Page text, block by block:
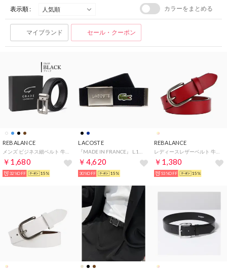
表示順 : カラーをまとめる
マイブランド セール・クーポン
REBALANCE
￥1,680
32%OFF 15%
LACOSTE
￥4,620
30%OFF 15%
REBALANCE
レディースレザーベルト 牛革 （A）
￥1,380
53%OFF 15%